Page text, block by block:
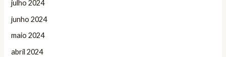
julho 2024
junho 2024
maio 2024
abril 2024